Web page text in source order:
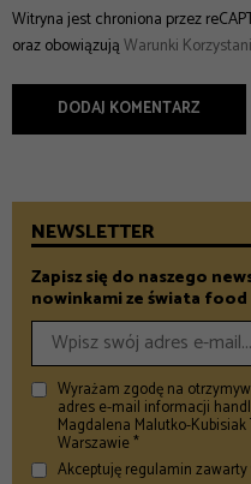
Witryna jest chroniona przez
oraz obowiązująWarunki
NEWSLETTER
Zapisz się do naszego
nowinkami ze świata
Wyrażam zgodę na
adres e-mail informacji
Magdalena Malutko-
Warszawie *
Akceptuję regulamin